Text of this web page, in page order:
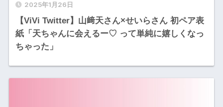
2025年1月26日
【ViVi Twitter】山﨑天さん×せいらさん 初ペア表
紙「天ちゃんに会えるー♡ って単純に嬉しくなっ
ちゃった」